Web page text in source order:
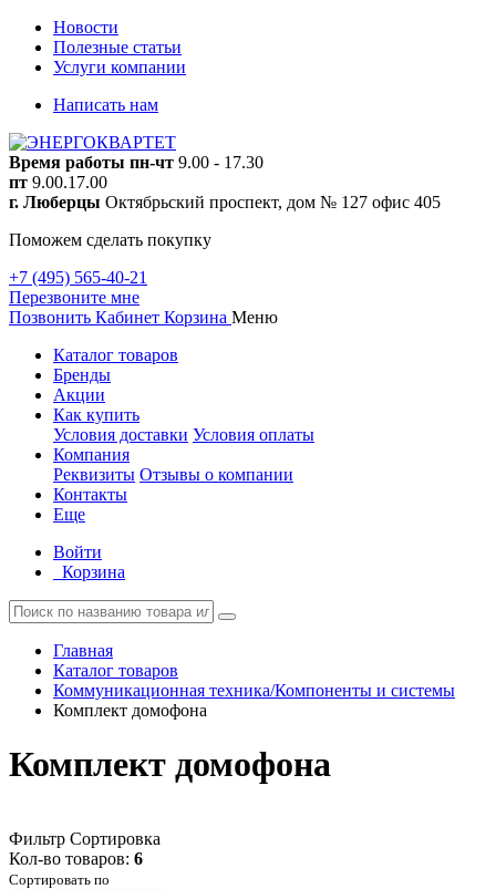
Новости
Полезные статьи
Услуги компании
Написать нам
Время работы пн-чт 9.00 - 17.30
пт 9.00.17.00
г. Люберцы Октябрьский проспект, дом № 127 офис 405
Поможем сделать покупку
+7 (495) 565-40-21
Перезвоните мне
Позвонить Кабинет Корзина Меню
Каталог товаров
Бренды
Акции
Как купить
Условия доставки Условия оплаты
Компания
Реквизиты Отзывы о компании
Контакты
Еще
Войти
Корзина
Главная
Каталог товаров
Коммуникационная техника/Компоненты и системы
Комплект домофона
Комплект домофона
Фильтр Сортировка
Кол-во товаров: 6
Сортировать по